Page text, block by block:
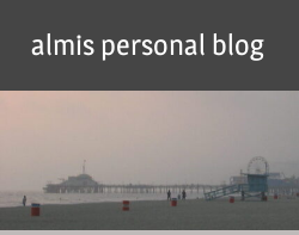
content
almis personal blog